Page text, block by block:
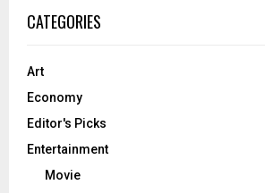
CATEGORIES
Art
Economy
Editor's Picks
Entertainment
Movie